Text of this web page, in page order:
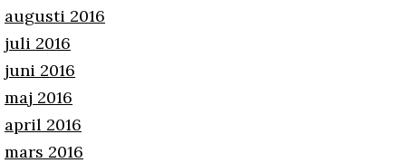
augusti 2016
juli 2016
juni 2016
maj 2016
april 2016
mars 2016